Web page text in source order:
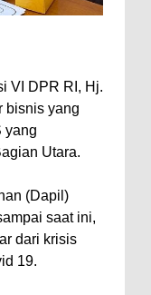
VI DPR RI, Hj.
bisnis yang
yang
Utara.
(Dapil)
saat ini,
dari krisis
19.